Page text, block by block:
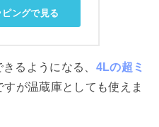
ングで見る
るようになる、 4Lの超ミ
が温蔵庫としても使えま